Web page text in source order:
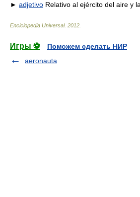
► adjetivo Relativo al ejército del aire y
Enciclopedia Universal. 2012
Игры ⚽
Поможем сделать НИР
aeronauta